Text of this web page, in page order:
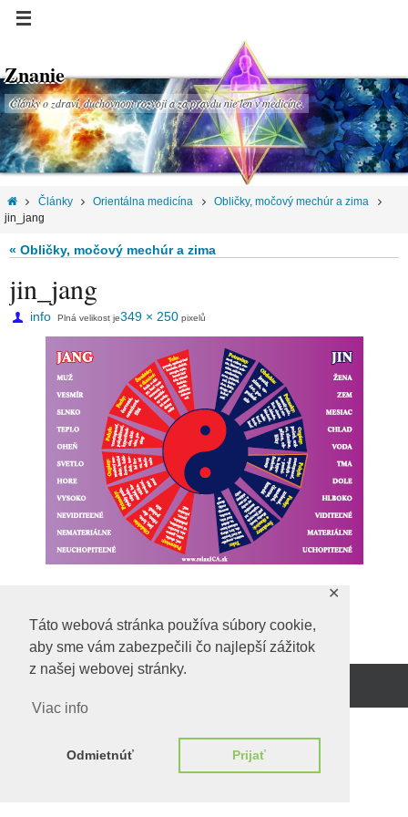
Táto webová stránka používa súbory cookie,
aby sme vám zabezpečili čo najlepší zážitok
z našej webovej stránky.
Viac info
Odmietnúť Prijať
✕
Znanie
Články o zdraví, duchovnom rozvoji a za pravdu nie len v medicíne.
Články Orientálna medicína
Obličky, močový mechúr a zima
jin_jang
« Obličky, močový mechúr a zima
jin_jang
info Plná velikost je349 × 250 pixelů
Predchadzajúci obrázok